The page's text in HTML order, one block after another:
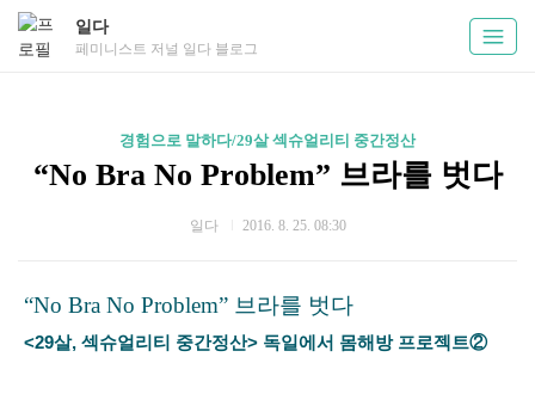
일다
페미니스트 저널 일다 블로그
경험으로 말하다/29살 섹슈얼리티 중간정산
“No Bra No Problem” 브라를 벗다
일다 2016. 8. 25. 08:30
“No Bra No Problem” 브라를 벗다
<29살, 섹슈얼리티 중간정산> 독일에서 몸해방 프로젝트②